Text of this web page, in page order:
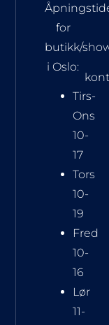
for
butikk/
i Oslo:
Tirs-
Ons
10-
17
Tors
10-
19
Fred
10-
16
Lør
11-